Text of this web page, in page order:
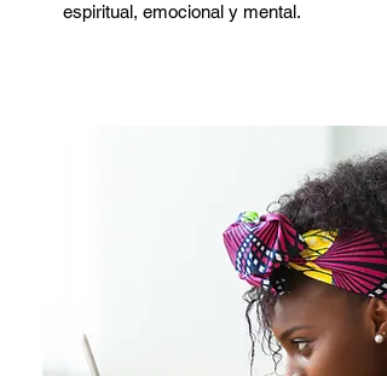
espiritual, emocional y mental.